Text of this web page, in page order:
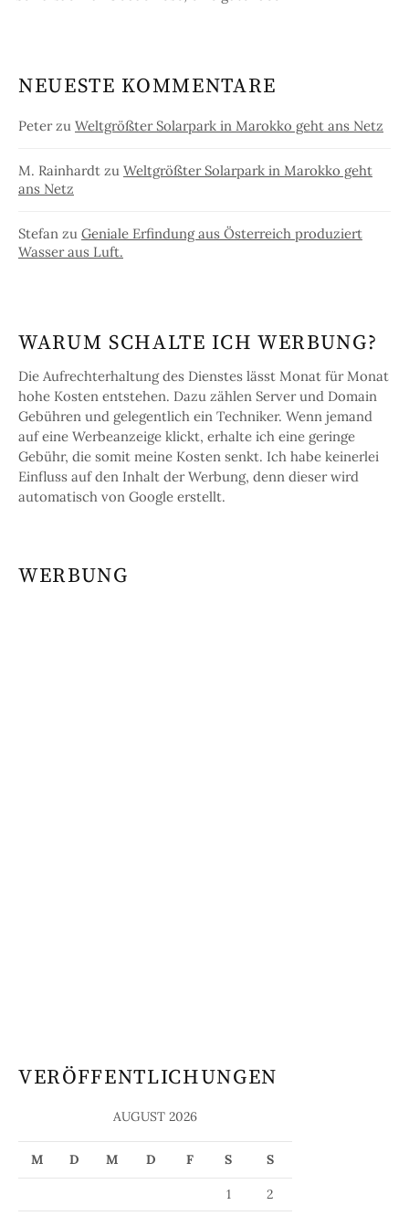
NEUESTE KOMMENTARE
Peterzu Weltgrößter Solarpark in Marokko geht ans Netz
M. Rainhardt zu Weltgrößter Solarpark in Marokko geht
ans Netz
Stefan zu Geniale Erfindung aus Österreich produziert
Wasser aus Luft.
WARUM SCHALTE ICH WERBUNG?
Die Aufrechterhaltung des Dienstes lässt Monat für Monat
hohe Kosten entstehen. Dazu zählen Server und Domain
Gebühren und gelegentlich ein Techniker. Wenn jemand
auf eine Werbeanzeige klickt, erhalte ich eine geringe
Gebühr, die somit meine Kosten senkt. Ich habe keinerlei
Einfluss auf den Inhalt der Werbung, denn dieser wird
automatisch von Google erstellt.
WERBUNG
VERÖFFENTLICHUNGEN
AUGUST 2026
M D M D F S S
1
2